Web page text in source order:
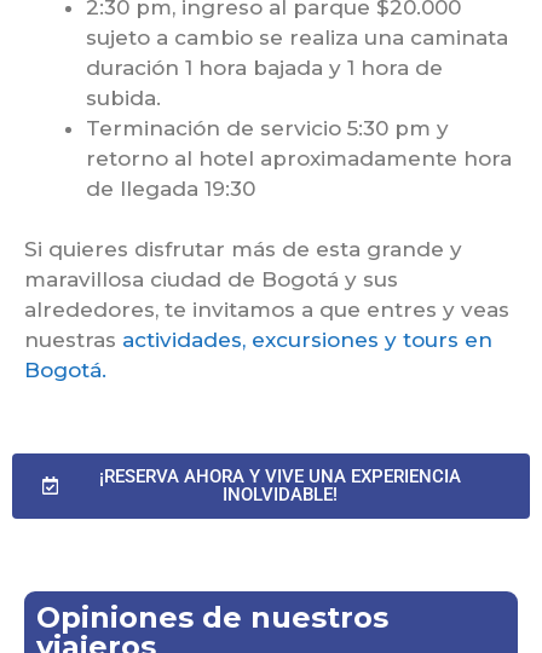
2:30 pm, ingreso al parque $20.000
sujeto a cambio se realiza una caminata
duración 1 hora bajada y 1 hora de
subida.
Terminación de servicio 5:30 pm y
retorno al hotel aproximadamente hora
de llegada 19:30
Si quieres disfrutar más de esta grande y
maravillosa ciudad de Bogotá y sus
alrededores, te invitamos a que entres y veas
nuestras actividades, excursiones y tours en
Bogotá.
¡RESERVA AHORA Y VIVE UNA EXPERIENCIA
INOLVIDABLE!
Opiniones de nuestros
viajeros